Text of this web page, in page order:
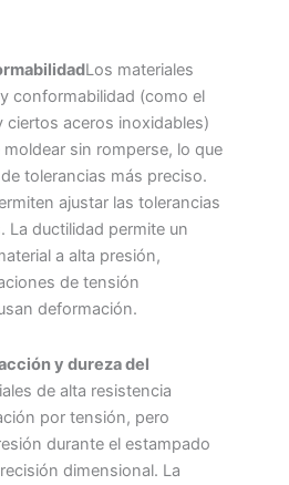
Los materiales
conformabilidad (como el
ciertos aceros inoxidables)
sin romperse, lo que
tolerancias más preciso.
ajustar las tolerancias
La ductilidad permite un
a alta presión,
de tensión
deformación.
y dureza del
de alta resistencia
por tensión, pero
durante el estampado
dimensional. La